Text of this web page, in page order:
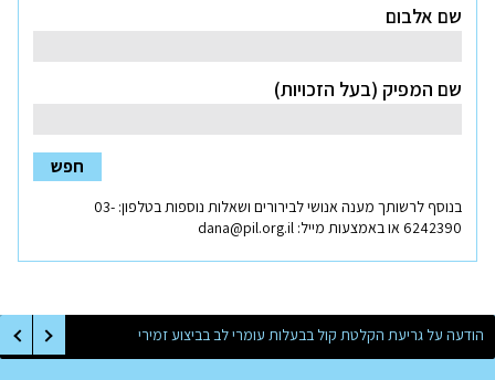
שם אלבום
שם המפיק (בעל הזכויות)
חפש
בנוסף לרשותך מענה אנושי לבירורים ושאלות נוספות בטלפון: 03-
6242390 או באמצעות מייל: dana@pil.org.il
חדש
הודעה על גריעת הקלטת קול בבעלות עומרי לב בביצוע זמירי